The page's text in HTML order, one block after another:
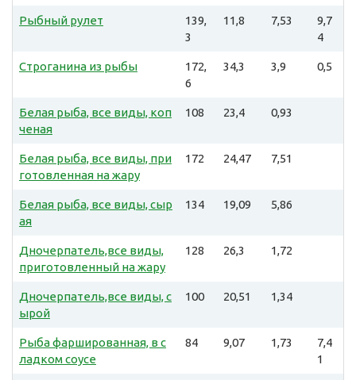
Рыбный рулет
139,
3
11,8 7,53
9,7
4
Строганина из рыбы
172,
6
34,3 3,9 0,5
Белая рыба, все виды, коп
ченая
108 23,4 0,93
Белая рыба, все виды, при
готовленная на жару
172 24,47 7,51
Белая рыба, все виды, сыр
ая
134 19,09 5,86
Дночерпатель,все виды,
приготовленный на жару
128 26,3 1,72
Дночерпатель,все виды, с
ырой
100 20,51 1,34
Рыба фаршированная, в с
ладком соусе
84 9,07 1,73
7,4
1